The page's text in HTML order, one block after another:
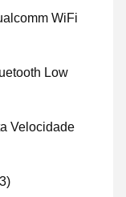
WiFi
Low
Velocidade